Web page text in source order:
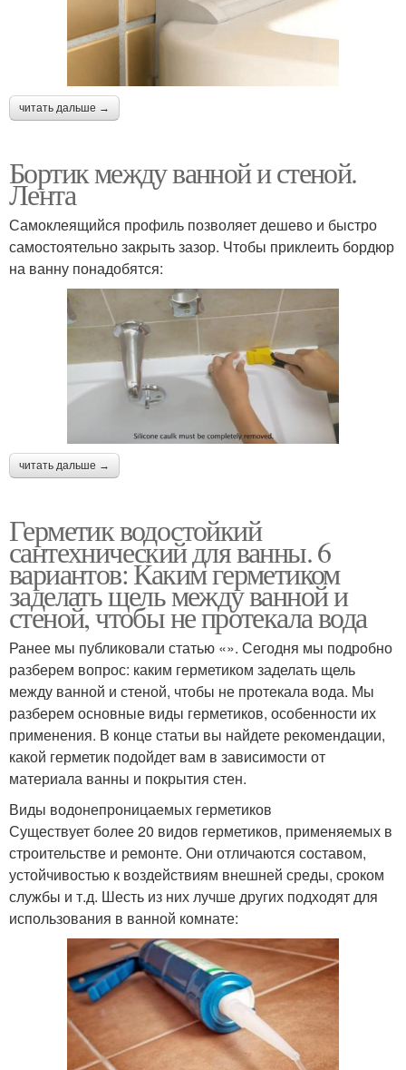
читать дальше →
Бортик между ванной и стеной.
Лента
Самоклеящийся профиль позволяет дешево и быстро
самостоятельно закрыть зазор. Чтобы приклеить бордюр
на ванну понадобятся:
читать дальше →
Герметик водостойкий
сантехнический для ванны. 6
вариантов: Каким герметиком
заделать щель между ванной и
стеной, чтобы не протекала вода
Ранее мы публиковали статью «». Сегодня мы подробно
разберем вопрос: каким герметиком заделать щель
между ванной и стеной, чтобы не протекала вода. Мы
разберем основные виды герметиков, особенности их
применения. В конце статьи вы найдете рекомендации,
какой герметик подойдет вам в зависимости от
материала ванны и покрытия стен.
Виды водонепроницаемых герметиков
Существует более 20 видов герметиков, применяемых в
строительстве и ремонте. Они отличаются составом,
устойчивостью к воздействиям внешней среды, сроком
службы и т.д. Шесть из них лучше других подходят для
использования в ванной комнате: